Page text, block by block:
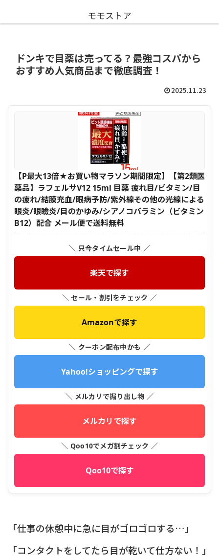
モモストア
ドンキで目薬は売ってる？最強コスパから
おすすめ人気商品まで徹底調査！
2025.11.23
【P最大13倍★お買い物マラソン期間限定】【第2類医
薬品】ラフェルサV12 15ml 目薬 疲れ目/ビタミン/目
の疲れ/結膜充血/眼病予防/紫外線その他の光線による
眼炎/眼瞼炎/目のかゆみ/シアノコバラミン（ビタミン
B12）配合 メール便で送料無料
＼ 只今タイムセール中 ／
楽天で探す
＼ セール・割引をチェック ／
Amazonで探す
＼ クーポン配布中かも ／
Yahoo!ショッピングで探す
＼ メルカリで掘り出し物 ／
メルカリで探す
＼ Qoo10でメガ割チェック ／
Qoo10で探す
「仕事の休憩中に急に目がゴロゴロする…」
「コンタクトをしてたら目が乾いて仕方ない！」